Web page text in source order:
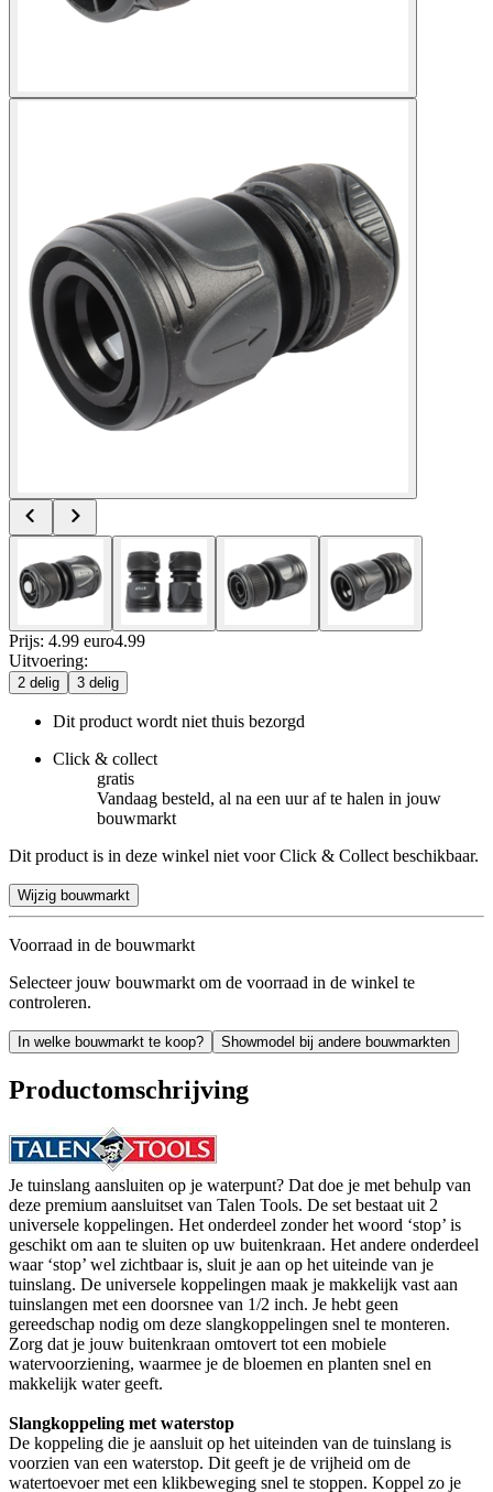
Prijs: 4.99 euro4.99
Uitvoering:
2 delig 3 delig
Dit product wordt niet thuis bezorgd
Click & collect
gratis
Vandaag besteld, al na een uur af te halen in jouw
bouwmarkt
Dit product is in deze winkel niet voor Click & Collect beschikbaar.
Wijzig bouwmarkt
Voorraad in de bouwmarkt
Selecteer jouw bouwmarkt om de voorraad in de winkel te
controleren.
In welke bouwmarkt te koop? Showmodel bij andere bouwmarkten
Productomschrijving
Je tuinslang aansluiten op je waterpunt? Dat doe je met behulp van
deze premium aansluitset van Talen Tools. De set bestaat uit 2
universele koppelingen. Het onderdeel zonder het woord ‘stop’ is
geschikt om aan te sluiten op uw buitenkraan. Het andere onderdeel
waar ‘stop’ wel zichtbaar is, sluit je aan op het uiteinde van je
tuinslang. De universele koppelingen maak je makkelijk vast aan
tuinslangen met een doorsnee van 1/2 inch. Je hebt geen
gereedschap nodig om deze slangkoppelingen snel te monteren.
Zorg dat je jouw buitenkraan omtovert tot een mobiele
watervoorziening, waarmee je de bloemen en planten snel en
makkelijk water geeft.
Slangkoppeling met waterstop
De koppeling die je aansluit op het uiteinden van de tuinslang is
voorzien van een waterstop. Dit geeft je de vrijheid om de
watertoevoer met een klikbeweging snel te stoppen. Koppel zo je